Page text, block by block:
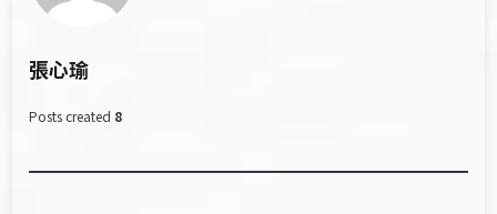
張心瑜
Posts created 8